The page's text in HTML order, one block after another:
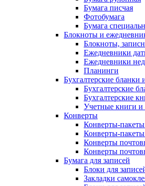
Бумага писчая
Фотобумага
Бумага
Блокноты и
Блокноты,
Ежедневники
Ежедневники
Планинги
Бухгалтерские бланки
Бухгалтерские
Бухгалтерские
Учетные книги
Конверты
Конверты-
Конверты-
Конверты
Конверты
Бумага для записей
Блоки для
Закладки